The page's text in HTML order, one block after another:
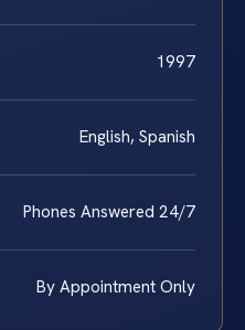
1997
English, Spanish
Phones Answered 24/7
By Appointment Only